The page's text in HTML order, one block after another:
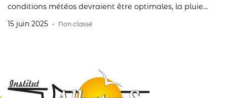
conditions météos devraient être optimales, la pluie
températures.Activités diverses, prestations musicales,
l’exposition « Exprime […]
15 juin 2025 Non classé